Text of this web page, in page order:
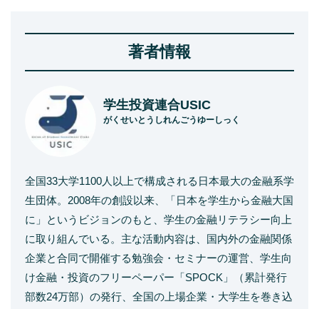
著者情報
学生投資連合USIC
がくせいとうしれんごうゆーしっく
全国33大学1100人以上で構成される日本最大の金融系学
生団体。2008年の創設以来、「日本を学生から金融大国
に」というビジョンのもと、学生の金融リテラシー向上
に取り組んでいる。主な活動内容は、国内外の金融関係
企業と合同で開催する勉強会・セミナーの運営、学生向
け金融・投資のフリーペーパー「SPOCK」（累計発行
部数24万部）の発行、全国の上場企業・大学生を巻き込